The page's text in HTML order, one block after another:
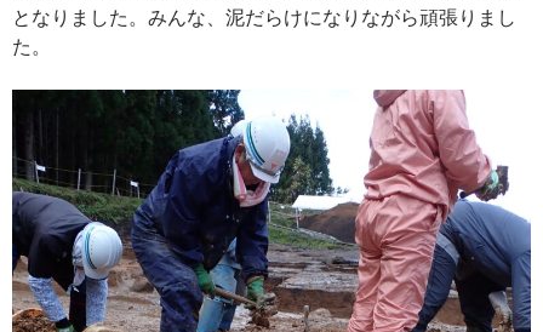
となりました。みんな、泥だらけになりながら頑張りまし
た。